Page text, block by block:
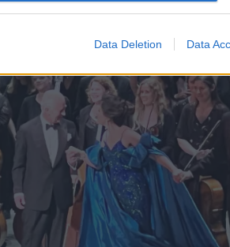
Data Deletion Data